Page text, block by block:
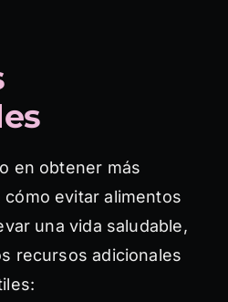
en obtener más
evitar alimentos
una vida saludable,
recursos adicionales